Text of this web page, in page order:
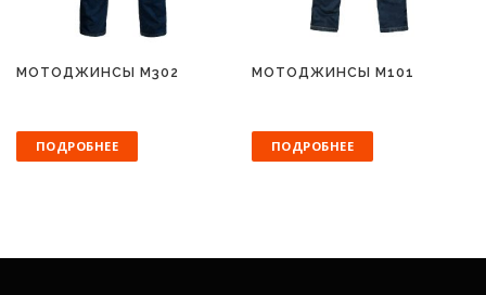
МОТОДЖИНСЫ M302
ПОДРОБНЕЕ
МОТОДЖИНСЫ M101
ПОДРОБНЕЕ